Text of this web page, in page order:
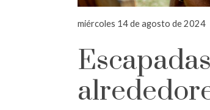
miércoles 14 de agosto de 2024